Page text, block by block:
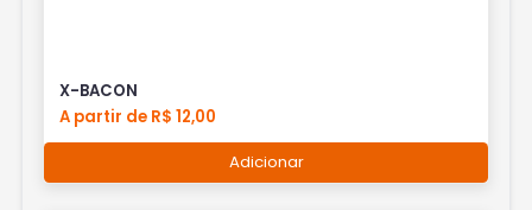
X-BACON
A partir de R$ 12,00
Adicionar